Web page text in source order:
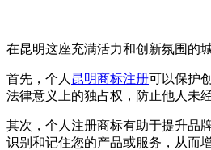
在昆明这座充满活力和创新氛围的
首先，个人 昆明商标注册可以保护
法律意义上的独占权，防止他人未
其次，个人注册商标有助于提升品
识别和记住您的产品或服务，从而